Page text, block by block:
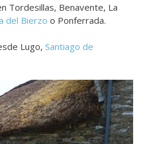
Tordesillas, Benavente, La
del Bierzo o Ponferrada.
Lugo, Santiago de